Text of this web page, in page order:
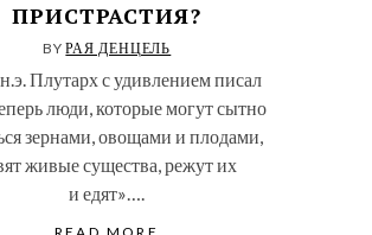
ПРИСТРАСТИЯ?
BYРАЯ ДЕНЦЕЛЬ
Плутарх с удивлением писал
люди, которые могут сытно
зернами, овощами и плодами,
живые существа, режут их
и едят»….